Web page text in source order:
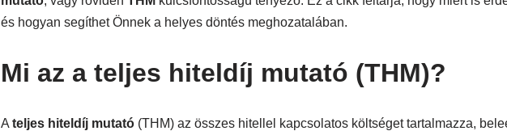
és hogyan segíthet Önnek a helyes döntés meghozatalában.
Mi az a teljes hiteldíj mutató (THM)?
A teljes hiteldíj mutató(THM) az összes hitellel kapcsolatos költséget tartalmazza,